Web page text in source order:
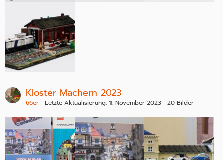
Kloster Machern 2023
66er Letzte Aktualisierung: 11. November 2023 20 Bilder